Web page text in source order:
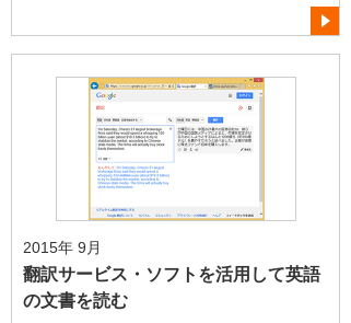
2015年 9月
翻訳サービス・ソフトを活用して英語
の文書を読む